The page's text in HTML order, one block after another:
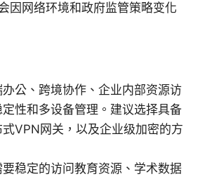
因网络环境和政府监管策略变化
公、跨境协作、企业内部资源访
性和多设备管理。建议选择具备
VPN网关，以及企业级加密的方
稳定的访问教育资源、学术数据